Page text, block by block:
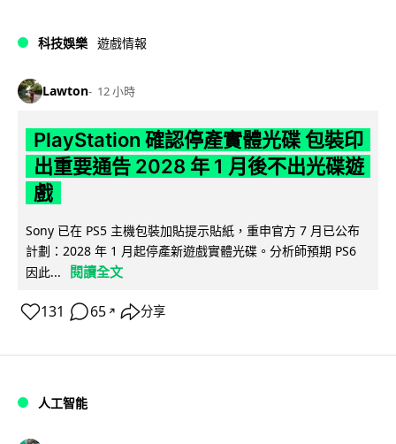
科技娛樂 遊戲情報
Lawton 12 小時
PlayStation 確認停產實體光碟 包裝印
出重要通告 2028 年 1 月後不出光碟遊
戲
Sony 已在 PS5 主機包裝加貼提示貼紙，重申官方 7 月已公布
計劃：2028 年 1 月起停產新遊戲實體光碟。分析師預期 PS6
因此...
閱讀全文
131 65 ↗ 分享
人工智能